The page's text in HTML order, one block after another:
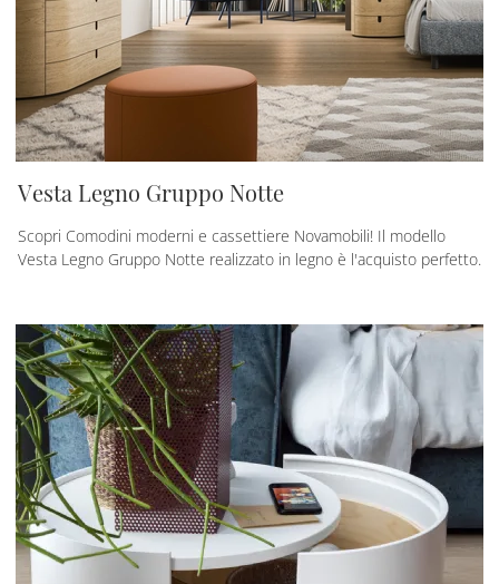
Vesta Legno Gruppo Notte
Scopri Comodini moderni e cassettiere Novamobili! Il modello
Vesta Legno Gruppo Notte realizzato in legno è l'acquisto perfetto.